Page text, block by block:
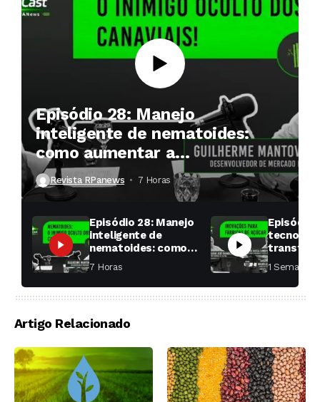
Episódio 28: Manejo
inteligente de nematoides:
como aumentar a
produtividade das soqueiras?
Revista RPanews 7 Horas ⁮
Episódio 28: Manejo
inteligente de
nematoides: como
aumentar a
produtividade das
soqueiras?
7 Horas ⁮
Episódio
fábricas
1 Semana ⁮
Artigo Relacionado